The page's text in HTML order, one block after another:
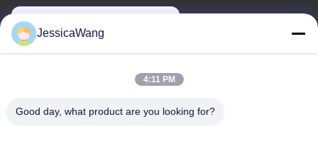
JessicaWang
4:11 PM
Good day, what product are you looking for?